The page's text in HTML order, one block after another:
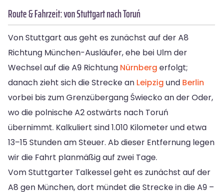
Route & Fahrzeit: von Stuttgart nach Toruń
Von Stuttgart aus geht es zunächst auf der A8
Richtung München-Ausläufer, ehe bei Ulm der
Wechsel auf die A9 Richtung Nürnberg erfolgt;
danach zieht sich die Strecke an Leipzig und Berlin
vorbei bis zum Grenzübergang Świecko an der Oder,
wo die polnische A2 ostwärts nach Toruń
übernimmt. Kalkuliert sind 1.010 Kilometer und etwa
13–15 Stunden am Steuer. Ab dieser Entfernung legen
wir die Fahrt planmäßig auf zwei Tage.
Vom Stuttgarter Talkessel geht es zunächst auf der
A8 gen München, dort mündet die Strecke in die A9 –